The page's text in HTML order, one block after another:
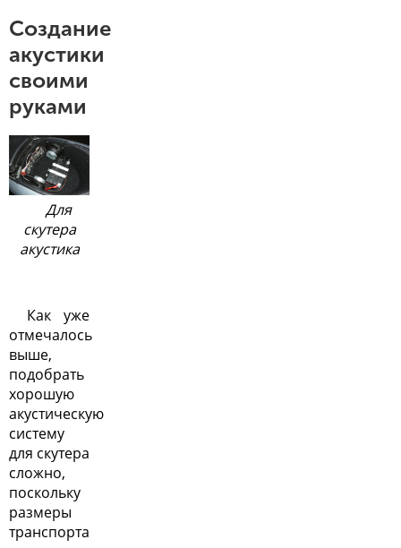
Создание
акустики
своими
руками
Для
скутера
акустика
Как уже
отмечалось
выше,
подобрать
хорошую
акустическую
систему
для скутера
сложно,
поскольку
размеры
транспорта